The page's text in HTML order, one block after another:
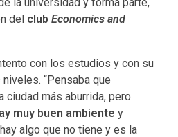
del club Economics and
con los estudios y con su
“Pensaba que
ciudad más aburrida, pero
muy buen ambiente y
algo que no tiene y es la